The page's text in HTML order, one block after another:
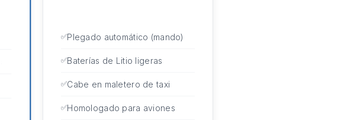
Plegado automático (mando)
Baterías de Litio ligeras
Cabe en maletero de taxi
Homologado para aviones